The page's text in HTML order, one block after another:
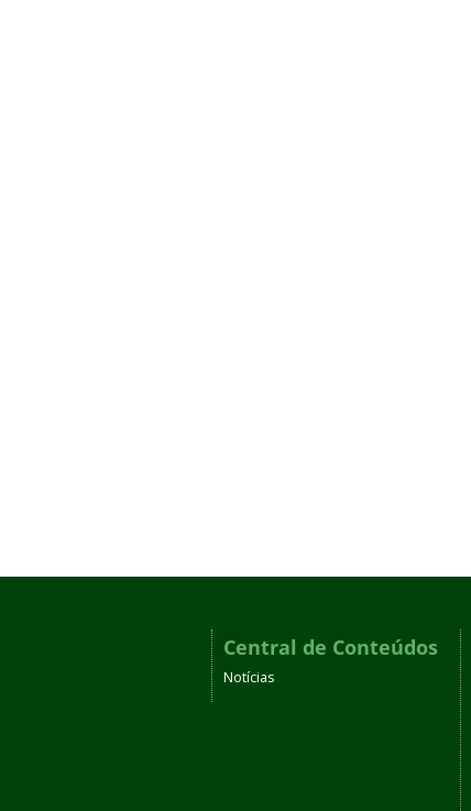
Central de Conteúdos
Notícias